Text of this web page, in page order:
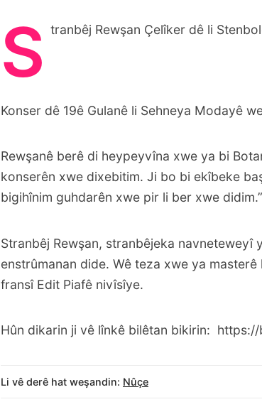
S tranbêj Rewşan Çelîker dê li
Konser dê 19ê Gulanê li Sehneya Modayê
Rewşanê berê di heypeyvîna xwe ya bi
konserên xwe dixebitim. Ji bo bi ekîbeke
bigihînim guhdarên xwe pir li ber xwe didim.”
Stranbêj Rewşan, stranbêjeka navneteweyî
enstrûmanan dide. Wê teza xwe ya
fransî Edit Piafê nivîsîye.
Hûn dikarin ji vê lînkê bilêtan bikirin: https://
Li vê derê hat weşandin: Nûçe